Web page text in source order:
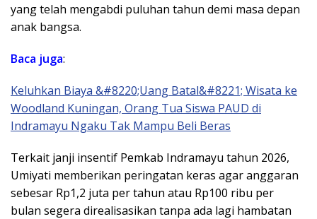
yang telah mengabdi puluhan tahun demi masa depan
anak bangsa.
Baca juga:
Keluhkan Biaya &#8220;Uang Batal&#8221; Wisata ke
Woodland Kuningan, Orang Tua Siswa PAUD di
Indramayu Ngaku Tak Mampu Beli Beras
​Terkait janji insentif Pemkab Indramayu tahun 2026,
Umiyati memberikan peringatan keras agar anggaran
sebesar Rp1,2 juta per tahun atau Rp100 ribu per
bulan segera direalisasikan tanpa ada lagi hambatan